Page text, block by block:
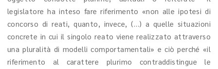
legislatore ha inteso fare riferimento «non alle ipotesi di
concorso di reati, quanto, invece, (…) a quelle situazioni
concrete in cui il singolo reato viene realizzato attraverso
una pluralità di modelli comportamentali» e ciò perché «il
riferimento al carattere plurimo contraddistingue le